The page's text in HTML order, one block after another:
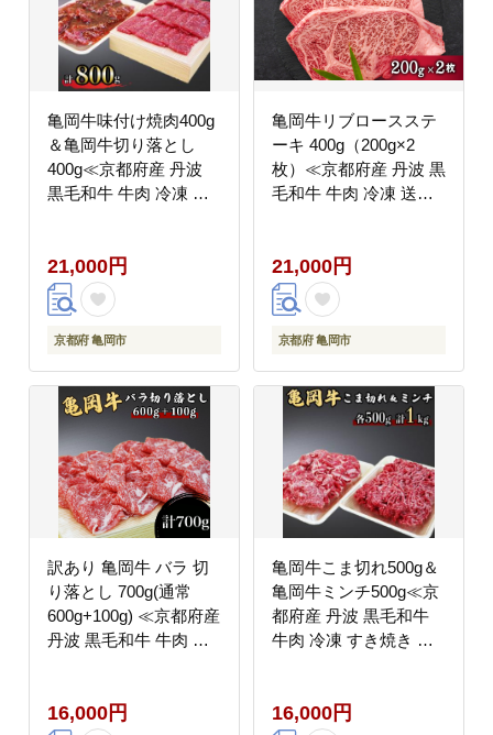
亀岡牛味付け焼肉400g
＆亀岡牛切り落とし
400g≪京都府産 丹波
黒毛和牛 牛肉 冷凍 す
21,000円
京都府 亀岡市
亀岡牛リブロースステ
ーキ 400g（200g×2
枚）≪京都府産 丹波 黒
毛和牛 牛肉 冷凍 送料
21,000円
京都府 亀岡市
訳あり 亀岡牛 バラ 切
り落とし 700g(通常
600g+100g) ≪京都府産
丹波 黒毛和牛 牛肉 冷
16,000円
亀岡牛こま切れ500g＆
亀岡牛ミンチ500g≪京
都府産 丹波 黒毛和牛
牛肉 冷凍 すき焼き 肉
16,000円